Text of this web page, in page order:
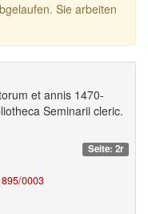
Sie arbeiten
et annis 1470-
Seminarii cleric.
Seite: 2r
0003